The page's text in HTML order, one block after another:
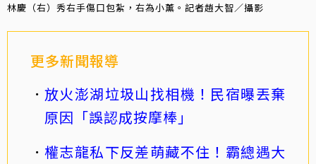
林慶（右）秀右手傷口包紮，右為小薰。記者趙大智／攝影
更多新聞報導
放火澎湖垃圾山找相機！民宿曝丟棄
原因「誤認成按摩棒」
權志龍私下反差萌藏不住！霸總遇大